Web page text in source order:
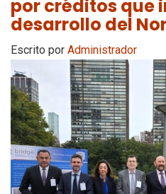
por créditos que
desarrollo del
Escrito por Administrador